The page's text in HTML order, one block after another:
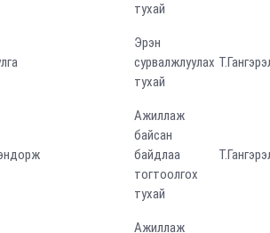
тухай
Эрэн
сурвалжлуулах
тухай
Ажиллаж
байсан
байдлаа
тогтоолгох
тухай
Ажиллаж